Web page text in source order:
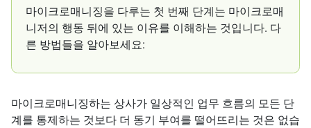
마이크로매니징을 다루는 첫 번째 단계는 마이크로매
니저의 행동 뒤에 있는 이유를 이해하는 것입니다. 다
른 방법들을 알아보세요:
마이크로매니징하는 상사가 일상적인 업무 흐름의 모든 단
계를 통제하는 것보다 더 동기 부여를 떨어뜨리는 것은 없습